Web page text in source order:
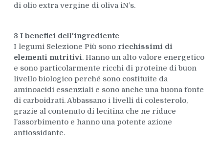
di olio extra vergine di oliva iN’s.
3 I benefici dell'ingrediente
I legumi Selezione Più sono ricchissimi di
elementi nutritivi. Hanno un alto valore energetico
e sono particolarmente ricchi di proteine di buon
livello biologico perché sono costituite da
aminoacidi essenziali e sono anche una buona fonte
di carboidrati. Abbassano i livelli di colesterolo,
grazie al contenuto di lecitina che ne riduce
l’assorbimento e hanno una potente azione
antiossidante.